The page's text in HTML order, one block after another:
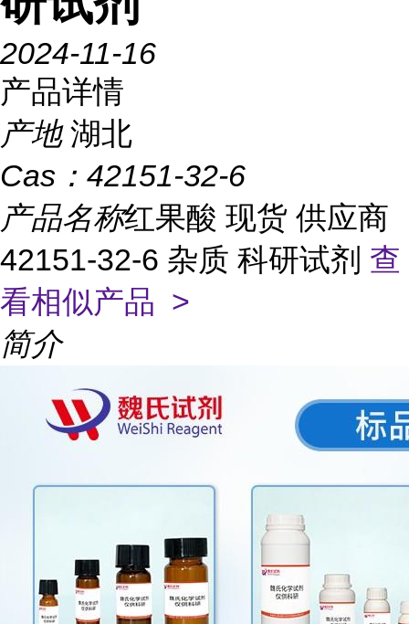
2024-11-16
产品详情
产地 湖北
Cas： 42151-32-6
产品名称红果酸 现货 供应商
42151-32-6 杂质 科研试剂 查
看相似产品 >
简介